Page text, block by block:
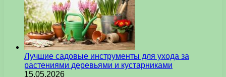
Лучшие садовые инструменты для ухода за
растениями деревьями и кустарниками
15.05.2026